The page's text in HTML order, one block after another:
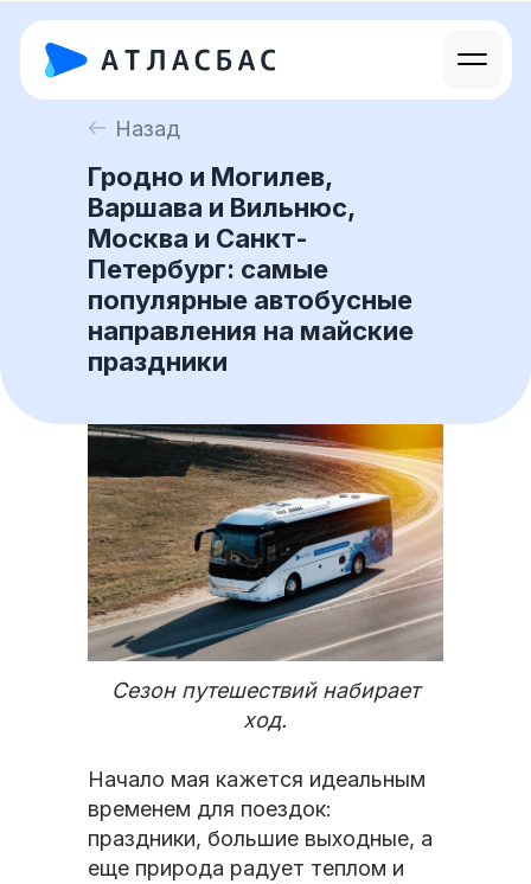
Назад
Гродно и Могилев,
Варшава и Вильнюс,
Москва и Санкт-
Петербург: самые
популярные автобусные
направления на майские
праздники
Сезон путешествий набирает
ход.
Начало мая кажется идеальным
временем для поездок:
праздники, большие выходные, а
еще природа радует теплом и